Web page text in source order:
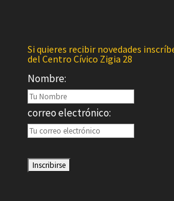
Si quieres recibir novedades
del Centro Cívico Zigia 28
Nombre:
correo electrónico: